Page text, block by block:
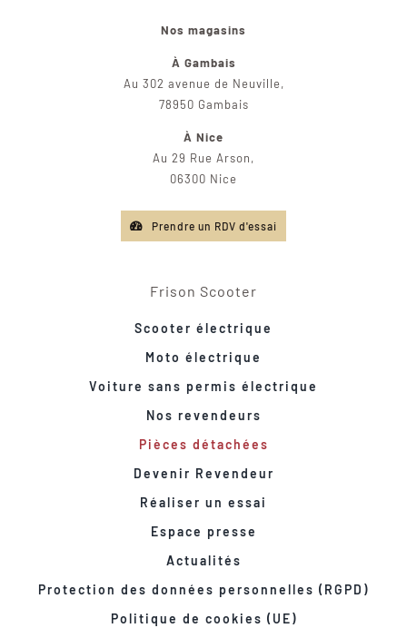
Nos magasins
À Gambais
Au 302 avenue de Neuville,
78950 Gambais
À Nice
Au 29 Rue Arson,
06300 Nice
Prendre un RDV d'essai
Frison Scooter
Scooter électrique
Moto électrique
Voiture sans permis électrique
Nos revendeurs
Pièces détachées
Devenir Revendeur
Réaliser un essai
Espace presse
Actualités
Protection des données personnelles (RGPD)
Politique de cookies (UE)